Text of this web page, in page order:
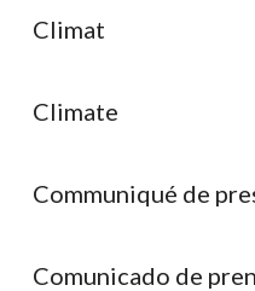
Climat
Climate
Communiqué de
Comunicado de